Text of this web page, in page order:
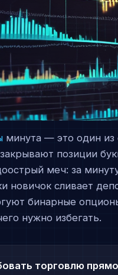
минута — это один из
позиции
меч: за
новичок сливает
бинарные
нужно избегать.
торговлю